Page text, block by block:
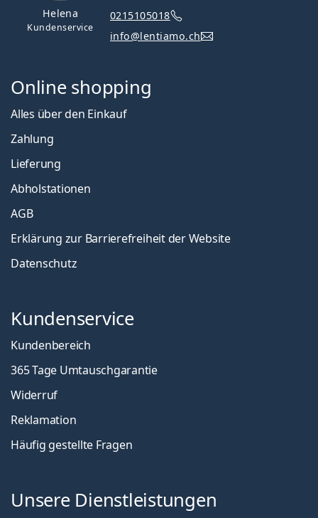
Helena
Kundenservice
0215105018
info@lentiamo.ch
Online shopping
Alles über den Einkauf
Zahlung
Lieferung
Abholstationen
AGB
Erklärung zur Barrierefreiheit der Website
Datenschutz
Kundenservice
Kundenbereich
365 Tage Umtauschgarantie
Widerruf
Reklamation
Häufig gestellte Fragen
Unsere Dienstleistungen